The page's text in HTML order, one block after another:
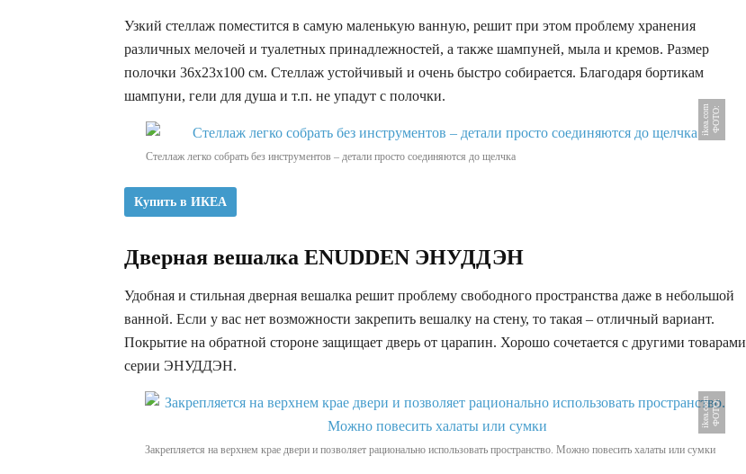
Узкий стеллаж поместится в самую маленькую ванную, решит при этом проблему хранения
различных мелочей и туалетных принадлежностей, а также шампуней, мыла и кремов. Размер
полочки 36x23x100 см. Стеллаж устойчивый и очень быстро собирается. Благодаря бортикам
шампуни, гели для душа и т.п. не упадут с полочки.
Ф
О
Т
О
:
i
k
e
a
.
c
o
m
Стеллаж легко собрать без инструментов – детали просто соединяются до щелчка
Купить в ИКЕА
Дверная вешалка ENUDDEN ЭНУДДЭН
Удобная и стильная дверная вешалка решит проблему свободного пространства даже в небольшой
ванной. Если у вас нет возможности закрепить вешалку на стену, то такая – отличный вариант.
Покрытие на обратной стороне защищает дверь от царапин. Хорошо сочетается с другими товарами
серии ЭНУДДЭН.
Ф
О
Т
О
:
i
k
e
a
.
c
o
m
Закрепляется на верхнем крае двери и позволяет рационально использовать пространство. Можно повесить халаты или сумки